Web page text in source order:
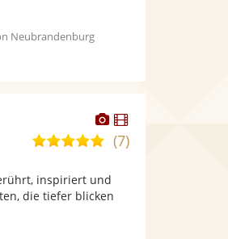
Neubrandenburg
Dieser
Künstler
stellt
Fotos
bereit.
Dieser
Künstler
5,0
5
Sternen
(7)
inspiriert und
die tiefer blicken